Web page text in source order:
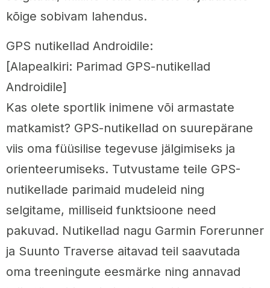
kõige sobivam lahendus.
GPS nutikellad Androidile:
[Alapealkiri: Parimad GPS-nutikellad
Androidile]
Kas olete sportlik inimene või armastate
matkamist? GPS-nutikellad on suurepärane
viis oma füüsilise tegevuse jälgimiseks ja
orienteerumiseks. Tutvustame teile GPS-
nutikellade parimaid mudeleid ning
selgitame, milliseid funktsioone need
pakuvad. Nutikellad nagu Garmin Forerunner
ja Suunto Traverse aitavad teil saavutada
oma treeningute eesmärke ning annavad